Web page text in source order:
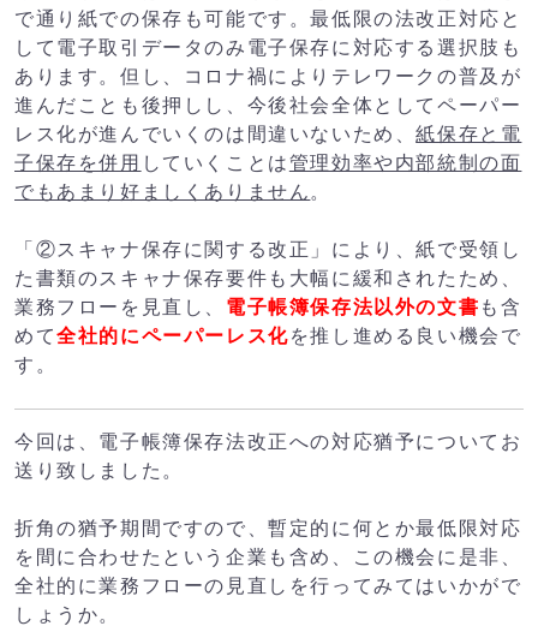
で通り紙での保存も可能です。最低限の法改正対応と
して電子取引データのみ電子保存に対応する選択肢も
あります。但し、コロナ禍によりテレワークの普及が
進んだことも後押しし、今後社会全体としてペーパー
レス化が進んでいくのは間違いないため、紙保存と電
子保存を併用 していくことは管理効率や内部統制の面
でもあまり好ましくありません 。
「②スキャナ保存に関する改正」により、紙で受領し
た書類のスキャナ保存要件も大幅に緩和されたため、
業務フローを見直し、 電子帳簿保存法以外の文書 も含
めて全社的にペーパーレス化を推し進める良い機会で
す。
今回は、電子帳簿保存法改正への対応猶予についてお
送り致しました。
折角の猶予期間ですので、暫定的に何とか最低限対応
を間に合わせたという企業も含め、この機会に是非、
全社的に業務フローの見直しを行ってみてはいかがで
しょうか。